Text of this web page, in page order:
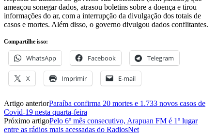
ameaçou sonegar dados, atrasou boletins sobre a doença e tirou
informações do ar, com a interrupção da divulgação dos totais de
casos e mortes. Além disso, o governo divulgou dados conflitantes.
Compartilhe isso:
WhatsApp Facebook Telegram
X Imprimir E-mail
Artigo anteriorParaíba confirma 20 mortes e 1.733 novos casos de
Covid-19 nesta quarta-feira
Próximo artigoPelo 6º mês consecutivo, Arapuan FM é 1º lugar
entre as rádios mais acessadas do RadiosNet